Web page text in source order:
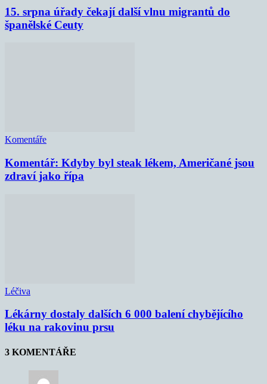
15. srpna úřady čekají další vlnu migrantů do
španělské Ceuty
Komentáře
Komentář: Kdyby byl steak lékem, Američané jsou
zdraví jako řípa
Léčiva
Lékárny dostaly dalších 6 000 balení chybějícího
léku na rakovinu prsu
3 KOMENTÁŘE